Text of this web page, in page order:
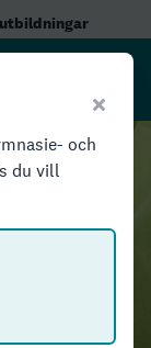
och
du vill
vi